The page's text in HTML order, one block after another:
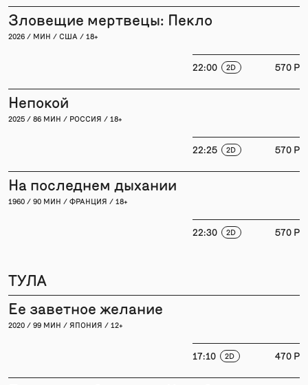
Зловещие мертвецы: Пекло
2026 / МИН / США / 18+
22:00 2D 570 P
Непокой
2025 / 86 МИН / РОССИЯ / 18+
22:25 2D 570 P
На последнем дыхании
1960 / 90 МИН / ФРАНЦИЯ / 18+
22:30 2D 570 P
ТУЛА
Ее заветное желание
2020 / 99 МИН / ЯПОНИЯ / 12+
17:10 2D 470 P